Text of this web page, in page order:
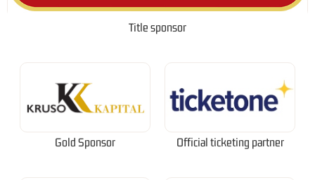
Title sponsor
Gold Sponsor Official ticketing partner